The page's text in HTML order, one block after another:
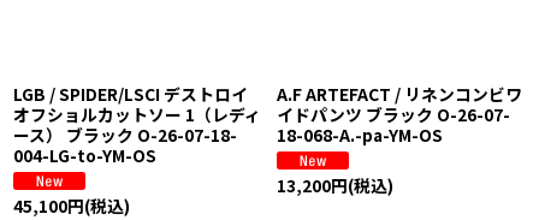
LGB / SPIDER/LSCI デストロイ
オフショルカットソー 1（レディ
ース） ブラック O-26-07-18-
004-LG-to-YM-OS
45,100円(税込)
A.F ARTEFACT / リネンコンビワ
イドパンツ ブラック O-26-07-
18-068-A.-pa-YM-OS
13,200円(税込)